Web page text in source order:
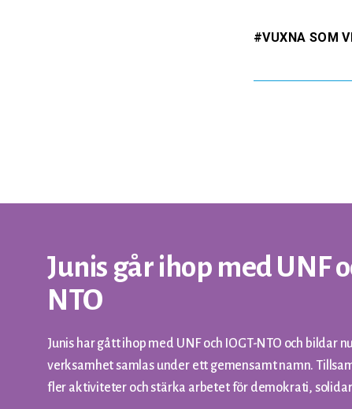
#VUXNA SOM
Junis går ihop med UNF
NTO
Junis har gått ihop med UNF och IOGT-NTO och bildar
verksamhet samlas under ett gemensamt namn.
fler aktiviteter och stärka arbetet för demokrati,